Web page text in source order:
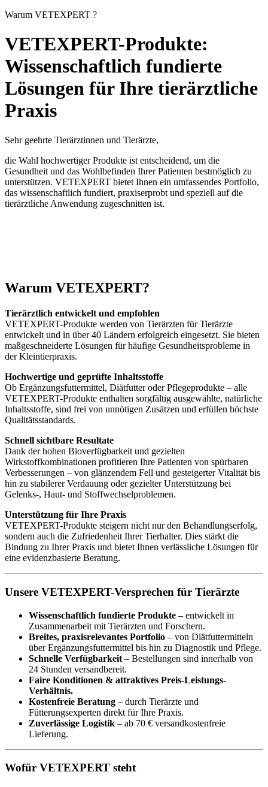
Warum VETEXPERT ?
VETEXPERT-Produkte:
Wissenschaftlich fundierte
Lösungen für Ihre tierärztliche
Praxis
Sehr geehrte Tierärztinnen und Tierärzte,
die Wahl hochwertiger Produkte ist entscheidend, um die
Gesundheit und das Wohlbefinden Ihrer Patienten bestmöglich zu
unterstützen. VETEXPERT bietet Ihnen ein umfassendes Portfolio,
das wissenschaftlich fundiert, praxiserprobt und speziell auf die
tierärztliche Anwendung zugeschnitten ist.
Warum VETEXPERT?
Tierärztlich entwickelt und empfohlen
VETEXPERT-Produkte werden von Tierärzten für Tierärzte
entwickelt und in über 40 Ländern erfolgreich eingesetzt. Sie bieten
maßgeschneiderte Lösungen für häufige Gesundheitsprobleme in
der Kleintierpraxis.
Hochwertige und geprüfte Inhaltsstoffe
Ob Ergänzungsfuttermittel, Diätfutter oder Pflegeprodukte – alle
VETEXPERT-Produkte enthalten sorgfältig ausgewählte, natürliche
Inhaltsstoffe, sind frei von unnötigen Zusätzen und erfüllen höchste
Qualitätsstandards.
Schnell sichtbare Resultate
Dank der hohen Bioverfügbarkeit und gezielten
Wirkstoffkombinationen profitieren Ihre Patienten von spürbaren
Verbesserungen – von glänzendem Fell und gesteigerter Vitalität bis
hin zu stabilerer Verdauung oder gezielter Unterstützung bei
Gelenks-, Haut- und Stoffwechselproblemen.
Unterstützung für Ihre Praxis
VETEXPERT-Produkte steigern nicht nur den Behandlungserfolg,
sondern auch die Zufriedenheit Ihrer Tierhalter. Dies stärkt die
Bindung zu Ihrer Praxis und bietet Ihnen verlässliche Lösungen für
eine evidenzbasierte Beratung.
Unsere VETEXPERT-Versprechen für Tierärzte
Wissenschaftlich fundierte Produkte – entwickelt in
Zusammenarbeit mit Tierärzten und Forschern.
Breites, praxisrelevantes Portfolio – von Diätfuttermitteln
über Ergänzungsfuttermittel bis hin zu Diagnostik und Pflege.
Schnelle Verfügbarkeit – Bestellungen sind innerhalb von
24 Stunden versandbereit.
Faire Konditionen & attraktives Preis-Leistungs-
Verhältnis.
Kostenfreie Beratung – durch Tierärzte und
Fütterungsexperten direkt für Ihre Praxis.
Zuverlässige Logistik – ab 70 € versandkostenfreie
Lieferung.
Wofür VETEXPERT steht